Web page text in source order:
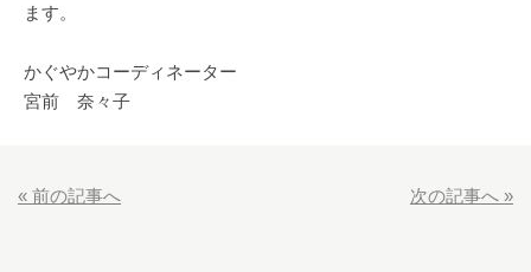
ます。
かぐやかコーディネーター
宮前 奈々子
« 前の記事へ 次の記事へ »